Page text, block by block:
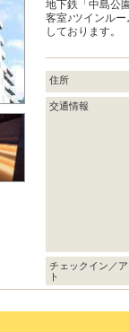
地下鉄「中島公
客室♪ツインル
しております。
住所
交通情報
チェックイン／
ト